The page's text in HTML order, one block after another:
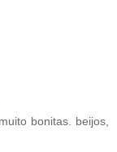
bonitas. beijos,